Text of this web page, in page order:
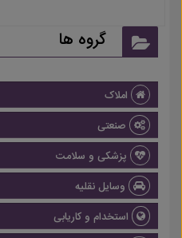
گروه ها
املاک
صنعتی
پزشکی و سلامت
وسایل نقلیه
استخدام و کاریابی